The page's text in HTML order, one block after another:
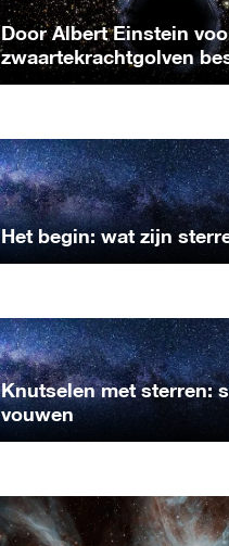
Door Albert Einstein
zwaartekrachtgolven
Het begin: wat zijn
Knutselen met sterren:
vouwen